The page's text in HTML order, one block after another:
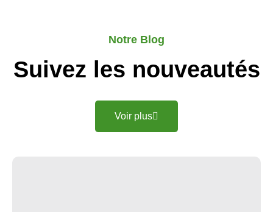
Notre Blog
Suivez les nouveautés
Voir plus